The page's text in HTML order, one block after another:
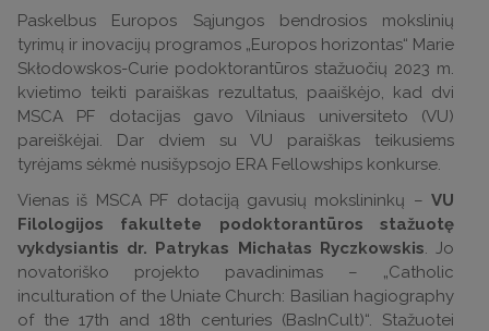
Paskelbus Europos Sąjungos bendrosios mokslinių
tyrimų ir inovacijų programos „Europos horizontas“ Marie
Skłodowskos-Curie podoktorantūros stažuočių 2023 m.
kvietimo teikti paraiškas rezultatus, paaiškėjo, kad dvi
MSCA PF dotacijas gavo Vilniaus universiteto (VU)
pareiškėjai. Dar dviem su VU paraiškas teikusiems
tyrėjams sėkmė nusišypsojo ERA Fellowships konkurse.
Vienas iš MSCA PF dotaciją gavusių mokslininkų – VU
Filologijos fakultete podoktorantūros stažuotę
vykdysiantis dr. Patrykas Michałas Ryczkowskis. Jo
novatoriško projekto pavadinimas – „Catholic
inculturation of the Uniate Church: Basilian hagiography
of the 17th and 18th centuries (BasInCult)“. Stažuotei